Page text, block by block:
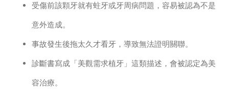
受傷前該顆牙就有蛀牙或牙周病問題，容易被認為不是
意外造成。
事故發生後拖太久才看牙，導致無法證明關聯。
診斷書寫成「美觀需求植牙」這類描述，會被認定為美
容治療。